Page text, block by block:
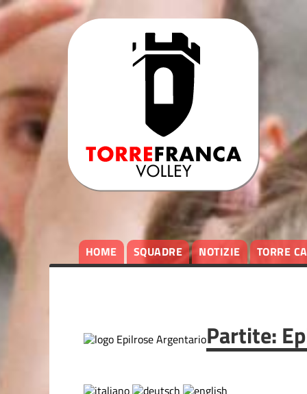
HOME SQUADRE NOTIZIE TORRE
Partite: